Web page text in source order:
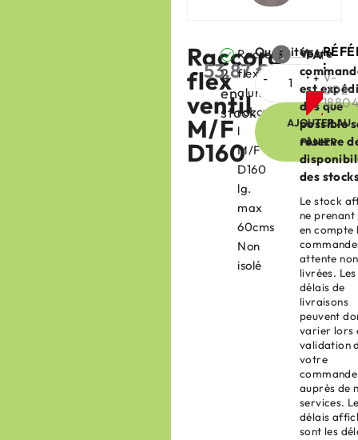
Raccord
flex
ventil
M/F
D160
53,87€
2
en
stock
Raccord
flexible
aluminium
raccordements
l
M/F
D160
lg.
max
60cms
Non
isolé
Quantité
AJOUTER AU
PANIER
Votre
est
dès que
possible
réserve
des
Le stock
ne prenant
en compte
attente non
livrées. Les
délais de
livraisons
peuvent
varier lors
validation
votre
commande
auprès de
services.
délais
sont les
:
:
V-
U02-